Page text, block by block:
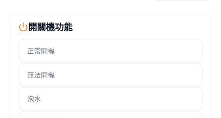
開關機功能
正常開機
無法開機
泡水